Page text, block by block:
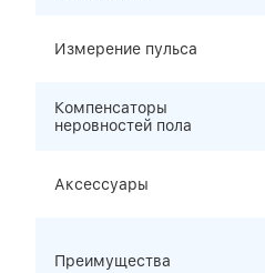
Измерение пульса
Компенсаторы
неровностей пола
Аксессуары
Преимущества